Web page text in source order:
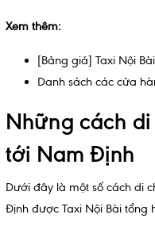
Xem thêm:
[Bảng giá] Taxi Nội
Danh sách các cửa
Những cách
tới Nam Định
Dưới đây là một số cách di
Định được Taxi Nội Bài tổng